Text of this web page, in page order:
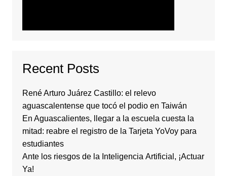
Recent Posts
René Arturo Juárez Castillo: el relevo
aguascalentense que tocó el podio en Taiwán
En Aguascalientes, llegar a la escuela cuesta la
mitad: reabre el registro de la Tarjeta YoVoy para
estudiantes
Ante los riesgos de la Inteligencia Artificial, ¡Actuar
Ya!